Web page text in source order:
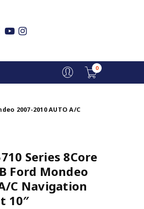
0
2007-2010 AUTO A/C
Series 8Core
Ford Mondeo
C Navigation
10″